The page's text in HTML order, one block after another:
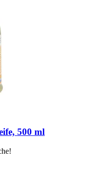
500 ml